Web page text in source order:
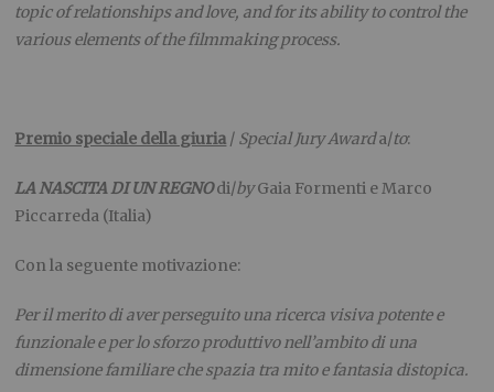
topic of relationships and love, and for its ability to control the
various elements of the filmmaking process.
Premio speciale della giuria / Special Jury Awarda/to:
LA NASCITA DI UN REGNOdi/byGaia Formenti e Marco
Piccarreda (Italia)
Con la seguente motivazione:
Per il merito di aver perseguito una ricerca visiva potente e
funzionale e per lo sforzo produttivo nell’ambito di una
dimensione familiare che spazia tra mito e fantasia distopica.